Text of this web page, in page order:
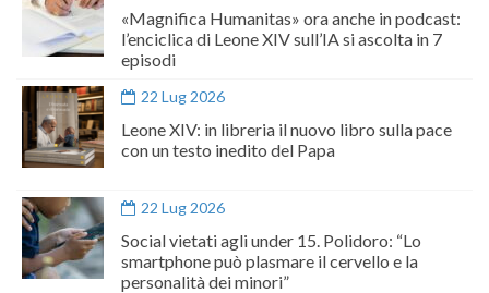
«Magnifica Humanitas» ora anche in podcast:
l’enciclica di Leone XIV sull’IA si ascolta in 7
episodi
22 Lug 2026
Leone XIV: in libreria il nuovo libro sulla pace
con un testo inedito del Papa
22 Lug 2026
Social vietati agli under 15. Polidoro: “Lo
smartphone può plasmare il cervello e la
personalità dei minori”